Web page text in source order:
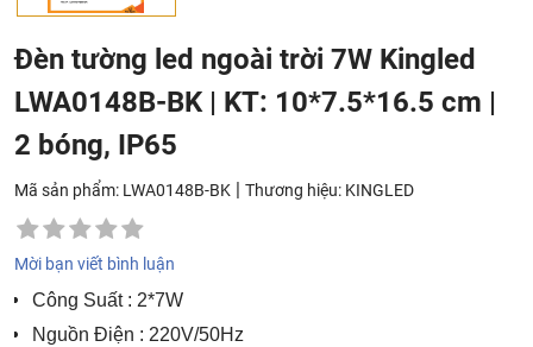
Đèn tường led ngoài trời 7W Kingled
LWA0148B-BK | KT: 10*7.5*16.5 cm |
2 bóng, IP65
Mã sản phẩm: LWA0148B-BK | Thương hiệu: KINGLED
Mời bạn viết bình luận
Công Suất: 2*7W
Nguồn Điện : 220V/50Hz